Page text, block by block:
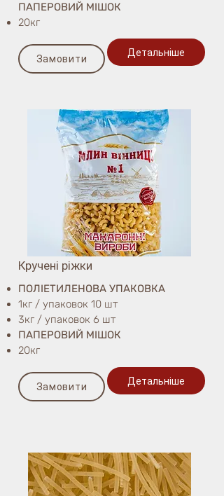
ПАПЕРОВИЙ МІШОК
20кг
Замовити
Детальніше
Кручені ріжки
ПОЛІЕТИЛЕНОВА УПАКОВКА
1кг / упаковок 10 шт
3кг / упаковок 6 шт
ПАПЕРОВИЙ МІШОК
20кг
Замовити Детальніше